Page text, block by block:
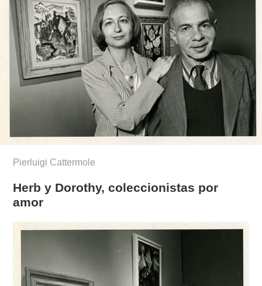
Pierluigi Cattermole
Herb y Dorothy, coleccionistas por
amor